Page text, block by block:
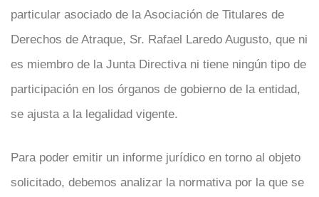
particular asociado de la Asociación de Titulares de
Derechos de Atraque, Sr. Rafael Laredo Augusto, que ni
es miembro de la Junta Directiva ni tiene ningún tipo de
participación en los órganos de gobierno de la entidad,
se ajusta a la legalidad vigente.
Para poder emitir un informe jurídico en torno al objeto
solicitado, debemos analizar la normativa por la que se